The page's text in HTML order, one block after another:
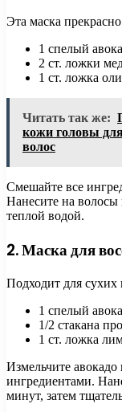
Эта маска
1 спелый
2 ст. ложки
1 ст. ложка
Читать так же:
кожи головы
волос
Смешайте все
Нанесите на волосы
теплой водой.
2. Маска для
Подходит для
1 спелый
1/2 стакана
1 ст. ложка
Измельчите
ингредиентами.
минут, затем